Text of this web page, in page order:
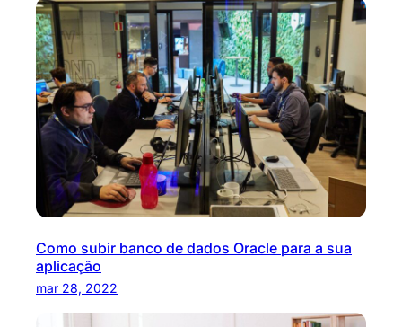
Como subir banco de dados Oracle para a sua
aplicação
mar 28, 2022